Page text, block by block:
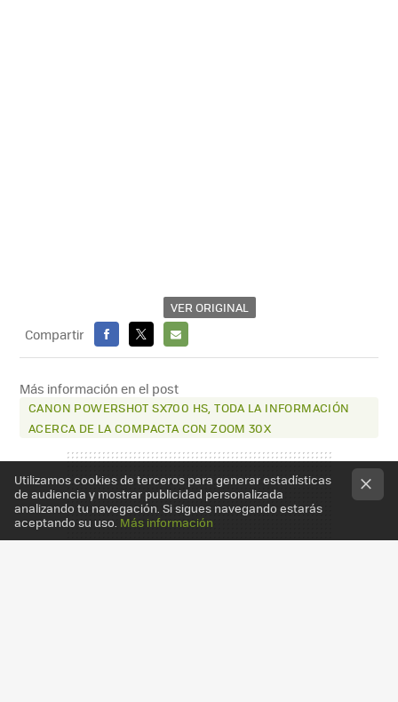
VER ORIGINAL
Compartir
FACEBOOK
X
E-
MAIL
Más información en el post
CANON POWERSHOT SX700 HS, TODA LA INFORMACIÓN
ACERCA DE LA COMPACTA CON ZOOM 30X
Utilizamos cookies de terceros para generar estadísticas
de audiencia y mostrar publicidad personalizada
analizando tu navegación. Si sigues navegando estarás
aceptando su uso. Más información